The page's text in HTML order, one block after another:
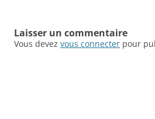
Laisser un commentaire
Vous devez vous connecter pour